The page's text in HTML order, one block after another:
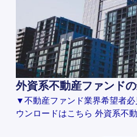
外資系不動産ファンド
▼不動産ファンド業界希望者
ウンロードはこちら 外資系不